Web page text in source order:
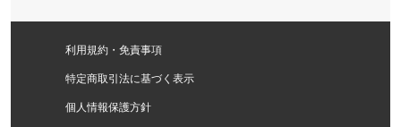
利用規約・免責事項
特定商取引法に基づく表示
個人情報保護方針